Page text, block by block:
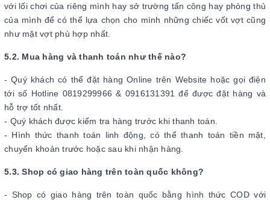
với lối chơi của riêng mình hay sở trường tấn công hay phòng thủ
của mình để có thể lựa chọn cho mình những chiếc vốt vợt cũng
như mặt vợt phù hợp nhất.
5.2. Mua hàng và thanh toán như thế nào?
- Quý khách có thể đặt hàng Online trên Website hoặc gọi điện
tới số Hotline 0819299966 & 0916131391 để được đặt hàng và
hỗ trợ tốt nhất.
- Quý khách được kiểm tra hàng trước khi thanh toán.
- Hình thức thanh toán linh động, có thể thanh toán tiền mặt,
chuyển khoản trước hoặc sau khi nhận hàng.
5.3. Shop có giao hàng trên toàn quốc không?
- Shop có giao hàng trên toàn quốc bằng hình thức COD với